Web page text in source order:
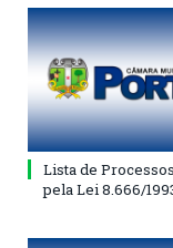
Lista de
pela Lei 8.666/